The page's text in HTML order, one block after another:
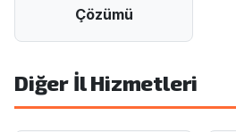
Çözümü
Diğer İl Hizmetleri